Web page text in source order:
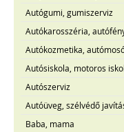
Autógumi, gumiszerviz
Autókarosszéria,
Autókozmetika,
Autósiskola, motoros
Autószerviz
Autóüveg, szélvédő
Baba, mama